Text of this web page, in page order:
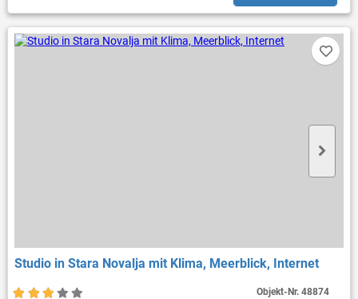
Studio in Stara Novalja mit Klima, Meerblick, Internet
Objekt-Nr.48874